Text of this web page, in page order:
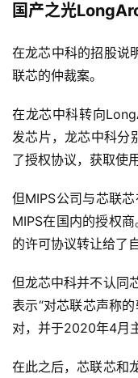
国产之光
在龙芯中科的招股说
联芯的仲裁案。
在龙芯中科转向
发芯片，龙芯中科分
了授权协议，获取使
但MIPS公司与芯联
MIPS在国内的授权
的许可协议转让给了自
但龙芯中科并不认同
表示“对芯联芯声称
对，并于2020年4月
在此之后，芯联芯和